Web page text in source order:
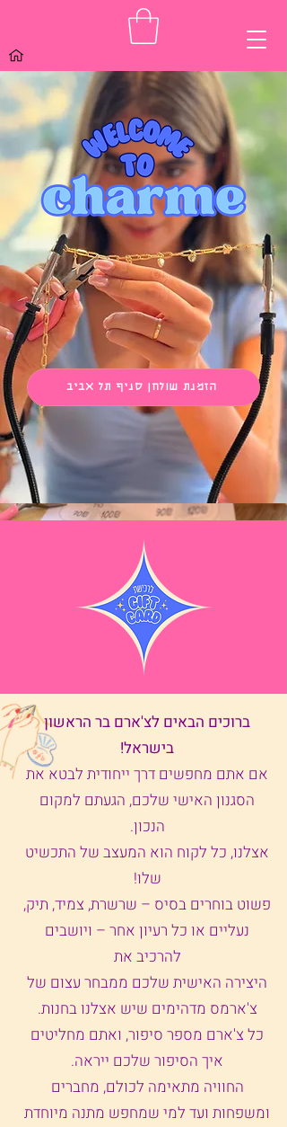
הזמנת שולחן סניף תל אביב
ברוכים הבאים לצ'ארם בר הראשון
בישראל!
אם אתם מחפשים דרך ייחודית לבטא את
הסגנון האישי שלכם, הגעתם למקום
הנכון.
אצלנו, כל לקוח הוא המעצב של התכשיט
שלו!
פשוט בוחרים בסיס – שרשרת, צמיד, תיק,
נעליים או כל רעיון אחר – ויושבים
להרכיב את
היצירה האישית שלכם ממבחר עצום של
צ'ארמס מדהימים שיש אצלנו בחנות.
כל צ'ארם מספר סיפור, ואתם מחליטים
איך הסיפור שלכם ייראה.
החוויה מתאימה לכולם, מחברים
ומשפחות ועד למי שמחפש מתנה מיוחדת